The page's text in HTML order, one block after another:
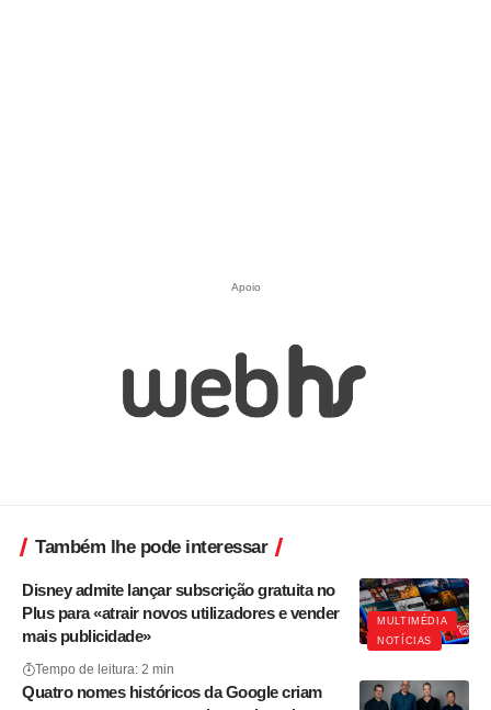
Apoio
Também lhe pode interessar
MULTIMÉDIA
NOTÍCIAS
Disney admite lançar subscrição gratuita no
Plus para «atrair novos utilizadores e vender
mais publicidade»
Tempo de leitura: 2 min
Quatro nomes históricos da Google criam